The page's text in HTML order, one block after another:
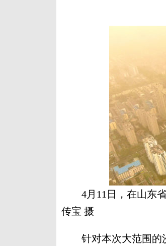
4月11日，在山东
传宝 摄
针对本次大范围的沙